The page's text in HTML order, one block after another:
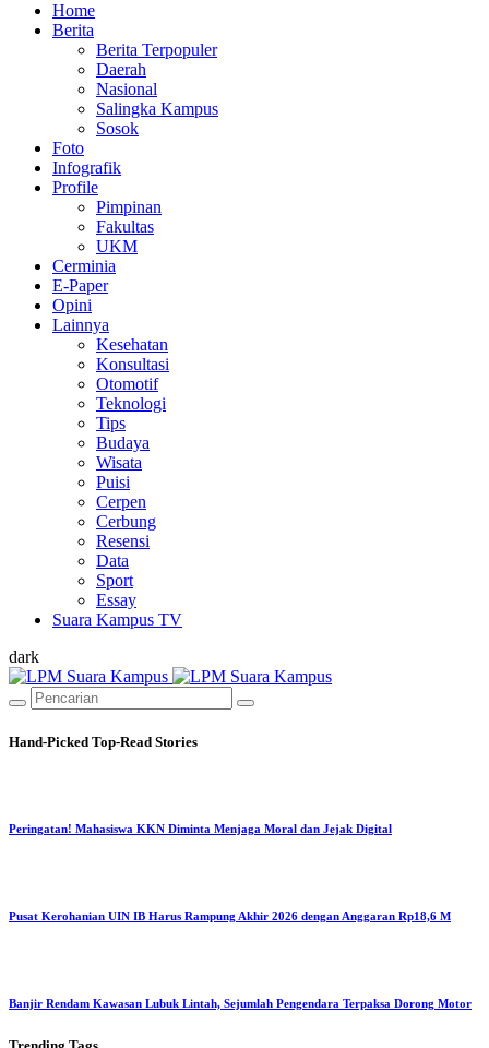
Home
Berita
Berita Terpopuler
Daerah
Nasional
Salingka Kampus
Sosok
Foto
Infografik
Profile
Pimpinan
Fakultas
UKM
Cerminia
E-Paper
Opini
Lainnya
Kesehatan
Konsultasi
Otomotif
Teknologi
Tips
Budaya
Wisata
Puisi
Cerpen
Cerbung
Resensi
Data
Sport
Essay
Suara Kampus TV
dark
Hand-Picked Top-Read Stories
Peringatan! Mahasiswa KKN Diminta Menjaga Moral dan Jejak Digital
Pusat Kerohanian UIN IB Harus Rampung Akhir 2026 dengan Anggaran Rp18,6 M
Banjir Rendam Kawasan Lubuk Lintah, Sejumlah Pengendara Terpaksa Dorong Motor